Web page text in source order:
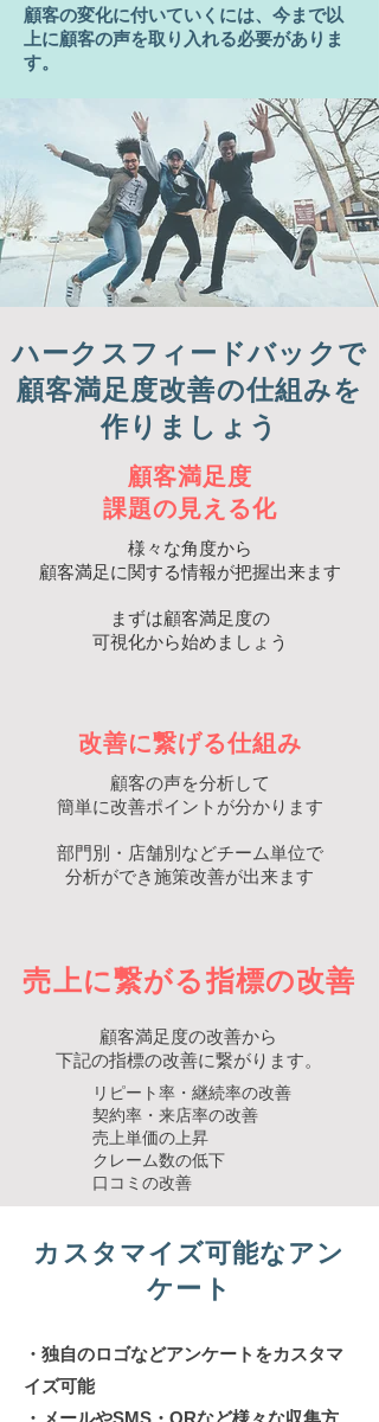
・独自のロゴなどアンケートをカスタマ
イズ可能
・メールやSMS・QRなど様々な収集方
カスタマイズ可能なアン
ケート
様々な角度から
顧客満足に関する情報が把握出来ます
まずは顧客満足度の
可視化から始めましょう
顧客満足度
課題の 見える化
改善に繋げる仕組み
顧客の声を分析して
簡単に改善ポイントが分かります
部門別・店舗別などチーム単位で
​分析ができ施策改善が出来ます
ハークスフィードバックで
顧客満足度改善の仕組みを
作りましょう
売上に繋がる指標の改善
顧客満足度の改善から
下記の指標の改善に繋がります。
リピート率・継続率の改善
契約率・来店率の改善
売上単価の上昇
クレーム数の低下
​口コミの改善
顧客の変化に付いていくには、今まで以
上に顧客の声を取り入れる必要がありま
す。